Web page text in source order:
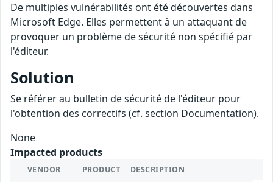
De multiples vulnérabilités ont été découvertes dans
Microsoft Edge. Elles permettent à un attaquant de
provoquer un problème de sécurité non spécifié par
l'éditeur.
Solution
Se référer au bulletin de sécurité de l'éditeur pour
l'obtention des correctifs (cf. section Documentation).
None
Impacted products
VENDOR PRODUCT DESCRIPTION